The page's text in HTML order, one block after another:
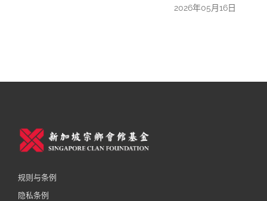
2026年05月16日
规则与条例
隐私条例